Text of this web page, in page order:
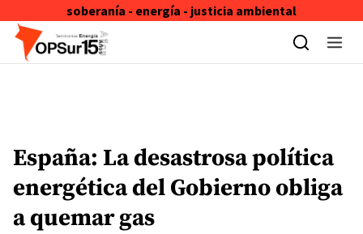
soberanía - energía - justicia ambiental
Skip to content
España: La desastrosa política
energética del Gobierno obliga
a quemar gas